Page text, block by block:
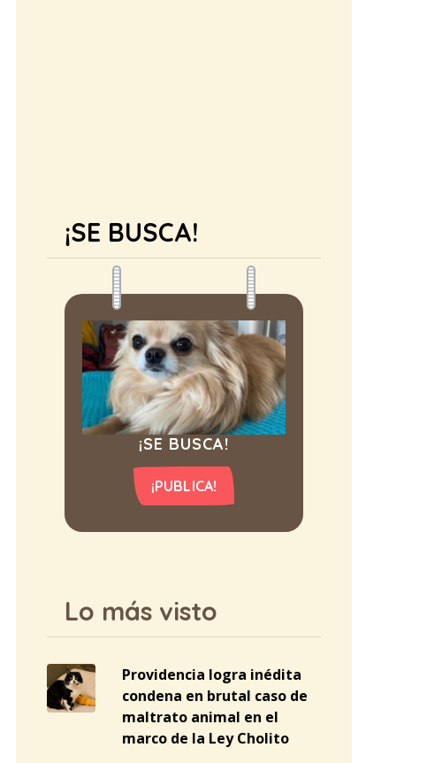
¡SE BUSCA!
¡SE BUSCA!
¡PUBLICA!
Lo más visto
Providencia logra inédita
condena en brutal caso de
maltrato animal en el
marco de la Ley Cholito